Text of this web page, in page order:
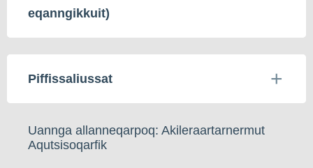
eqanngikkuit)
Piffissaliussat
Uannga allanneqarpoq: Akileraartarnermut
Aqutsisoqarfik